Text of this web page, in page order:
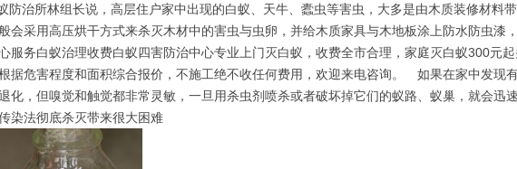
防治所林组长说，高层住户家中出现的白蚁、天牛、蠹虫等害虫，大多是由木质装修材料
会采用高压烘干方式来杀灭木材中的害虫与虫卵，并给木质家具与木地板涂上防水防虫漆
服务白蚁治理收费白蚁四害防治中心专业上门灭白蚁，收费全市合理，家庭灭白蚁300元
据危害程度和面积综合报价，不施工绝不收任何费用，欢迎来电咨询。 如果在家中发现
化，但嗅觉和触觉都非常灵敏，一旦用杀虫剂喷杀或者破坏掉它们的蚁路、蚁巢，就会迅
染法彻底杀灭带来很大困难